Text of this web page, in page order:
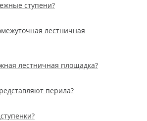
ступени?
лестничная
лестничная площадка?
перила?